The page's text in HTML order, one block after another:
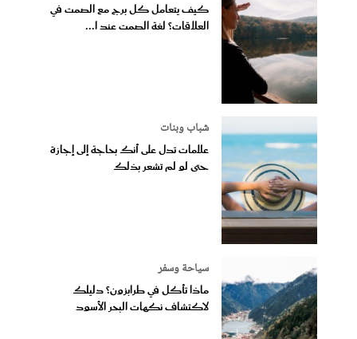
كيف يتعامل كل برج مع الصمت في
العلاقات؟ لغة الصمت عند ا...
شباب وبنات
علامات تدل على أنك بحاجة إلى إجازة
حتى لو لم تشعر بذلك
سياحة وسفر
ماذا تأكل في طرابزون؟ دليلك
لاكتشاف نكهات البحر الأسود